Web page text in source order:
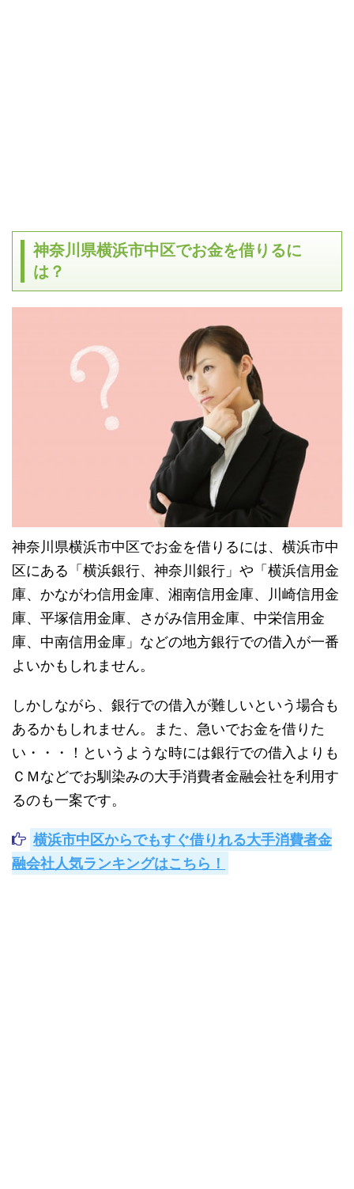
神奈川県横浜市中区でお金を借りるに
は？
神奈川県横浜市中区でお金を借りるには、横浜市中
区にある「横浜銀行、神奈川銀行」や「横浜信用金
庫、かながわ信用金庫、湘南信用金庫、川崎信用金
庫、平塚信用金庫、さがみ信用金庫、中栄信用金
庫、中南信用金庫」などの地方銀行での借入が一番
よいかもしれません。
しかしながら、銀行での借入が難しいという場合も
あるかもしれません。また、 急いでお金を借りた
い・・・！というような時には銀行での借入よりも
ＣＭなどでお馴染みの大手消費者金融会社を利用す
るのも一案です。
横浜市中区からでもすぐ借りれる大手消費者金
融会社人気ランキングはこちら！